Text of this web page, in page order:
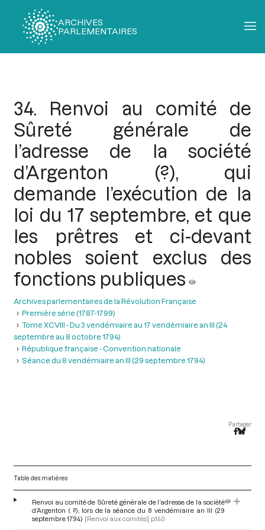
ARCHIVES
PARLEMENTAIRES
34. Renvoi au comité de
Sûreté générale de
l’adresse de la société
d’Argenton (?), qui
demande l’exécution de la
loi du 17 septembre, et que
les prêtres et ci-devant
nobles soient exclus des
fonctions publiques
Archives parlementaires de la Révolution Française
Première série (1787-1799)
Tome XCVIII - Du 3 vendémiaire au 17 vendémiaire an III (24
septembre au 8 octobre 1794)
République française - Convention nationale
Séance du 8 vendémiaire an III (29 septembre 1794)
Partager
Table des matières
Renvoi au comité de Sûreté générale de l’adresse de la société
d’Argenton ( ?), lors de la séance du 8 vendémiaire an III (29
septembre 1794) [Renvoi aux comités] p.140